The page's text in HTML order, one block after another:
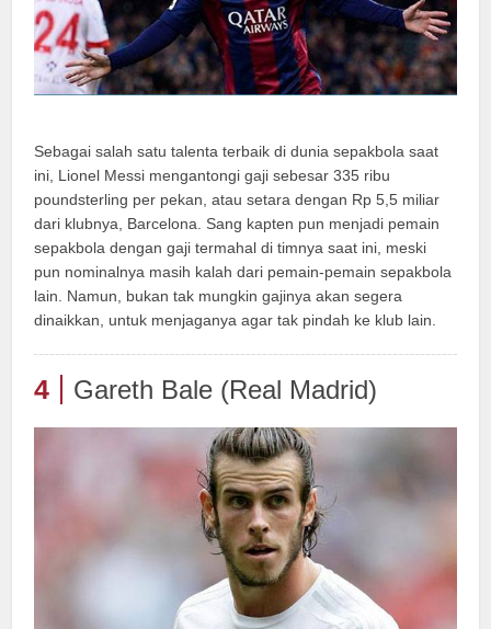
Sebagai salah satu talenta terbaik di dunia sepakbola saat
ini, Lionel Messi mengantongi gaji sebesar 335 ribu
poundsterling per pekan, atau setara dengan Rp 5,5 miliar
dari klubnya, Barcelona. Sang kapten pun menjadi pemain
sepakbola dengan gaji termahal di timnya saat ini, meski
pun nominalnya masih kalah dari pemain-pemain sepakbola
lain. Namun, bukan tak mungkin gajinya akan segera
dinaikkan, untuk menjaganya agar tak pindah ke klub lain.
4 Gareth Bale (Real Madrid)